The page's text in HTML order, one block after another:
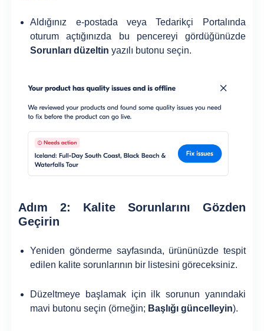
Aldığınız e-postada veya Tedarikçi Portalında
oturum açtığınızda bu pencereyi gördüğünüzde
Sorunları düzeltin yazılı butonu seçin.
Adım 2: Kalite Sorunlarını Gözden
Geçirin
Yeniden gönderme sayfasında, ürününüzde tespit
edilen kalite sorunlarının bir listesini göreceksiniz.
Düzeltmeye başlamak için ilk sorunun yanındaki
mavi butonu seçin (örneğin; Başlığı güncelleyin).